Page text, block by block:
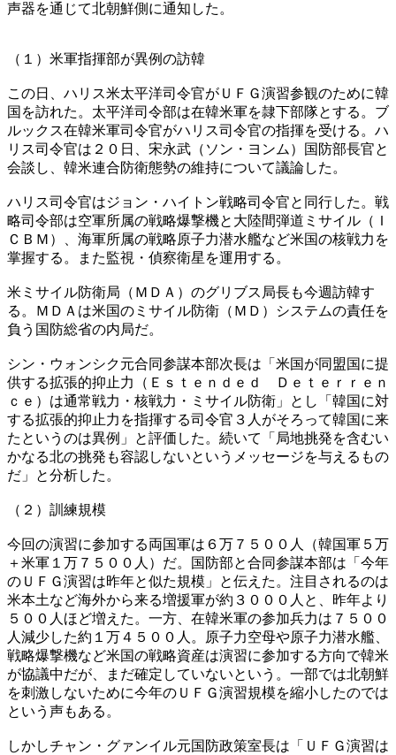
声器を通じて北朝鮮側に通知した。
（１）米軍指揮部が異例の訪韓
この日、ハリス米太平洋司令官がＵＦＧ演習参観のために韓
国を訪れた。太平洋司令部は在韓米軍を隷下部隊とする。ブ
ルックス在韓米軍司令官がハリス司令官の指揮を受ける。ハ
リス司令官は２０日、宋永武（ソン・ヨンム）国防部長官と
会談し、韓米連合防衛態勢の維持について議論した。
ハリス司令官はジョン・ハイトン戦略司令官と同行した。戦
略司令部は空軍所属の戦略爆撃機と大陸間弾道ミサイル（Ｉ
ＣＢＭ）、海軍所属の戦略原子力潜水艦など米国の核戦力を
掌握する。また監視・偵察衛星を運用する。
米ミサイル防衛局（ＭＤＡ）のグリブス局長も今週訪韓す
る。ＭＤＡは米国のミサイル防衛（ＭＤ）システムの責任を
負う国防総省の内局だ。
シン・ウォンシク元合同参謀本部次長は「米国が同盟国に提
供する拡張的抑止力（Ｅｓｔｅｎｄｅｄ Ｄｅｔｅｒｒｅｎ
ｃｅ）は通常戦力・核戦力・ミサイル防衛」とし「韓国に対
する拡張的抑止力を指揮する司令官３人がそろって韓国に来
たというのは異例」と評価した。続いて「局地挑発を含むい
かなる北の挑発も容認しないというメッセージを与えるもの
だ」と分析した。
（２）訓練規模
今回の演習に参加する両国軍は６万７５００人（韓国軍５万
＋米軍１万７５００人）だ。国防部と合同参謀本部は「今年
のＵＦＧ演習は昨年と似た規模」と伝えた。注目されるのは
米本土など海外から来る増援軍が約３０００人と、昨年より
５００人ほど増えた。一方、在韓米軍の参加兵力は７５００
人減少した約１万４５００人。原子力空母や原子力潜水艦、
戦略爆撃機など米国の戦略資産は演習に参加する方向で韓米
が協議中だが、まだ確定していないという。一部では北朝鮮
を刺激しないために今年のＵＦＧ演習規模を縮小したのでは
という声もある。
しかしチャン・グァンイル元国防政策室長は「ＵＦＧ演習は